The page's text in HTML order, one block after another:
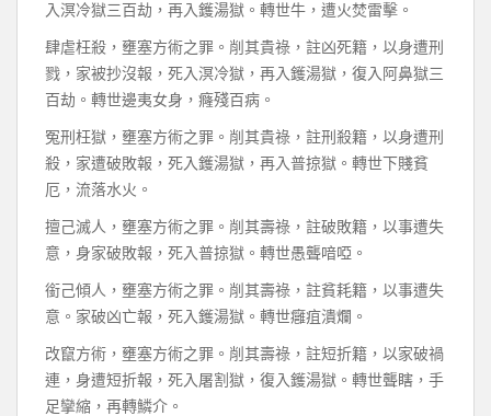
入溟冷獄三百劫，再入鑊湯獄。轉世牛，遭火焚雷擊。
肆虐枉殺，壅塞方術之罪。削其貴祿，註凶死籍，以身遭刑
戮，家被抄沒報，死入溟冷獄，再入鑊湯獄，復入阿鼻獄三
百劫。轉世邊夷女身，癃殘百病。
冤刑枉獄，壅塞方術之罪。削其貴祿，註刑殺籍，以身遭刑
殺，家遭破敗報，死入鑊湯獄，再入普掠獄。轉世下賤貧
厄，流落水火。
擅己滅人，壅塞方術之罪。削其壽祿，註破敗籍，以事遭失
意，身家破敗報，死入普掠獄。轉世愚聾喑啞。
銜己傾人，壅塞方術之罪。削其壽祿，註貧耗籍，以事遭失
意。家破凶亡報，死入鑊湯獄。轉世癰疽潰爛。
改竄方術，壅塞方術之罪。削其壽祿，註短折籍，以家破禍
連，身遭短折報，死入屠割獄，復入鑊湯獄。轉世聾瞎，手
足攣縮，再轉鱗介。